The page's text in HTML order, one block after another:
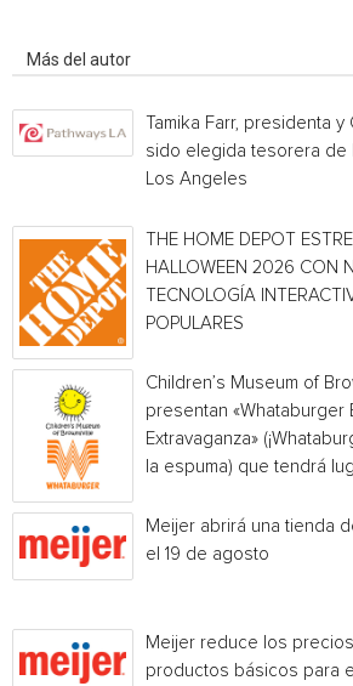
Más del autor
Tamika Farr, presidenta
sido elegida tesorera de
Los Angeles
THE HOME DEPOT
HALLOWEEN 2026 CON
TECNOLOGÍA
POPULARES
Children’s Museum of
presentan «Whataburger
Extravaganza»
la espuma) que tendrá
Meijer abrirá una tienda
el 19 de agosto
Meijer reduce los
productos básicos para